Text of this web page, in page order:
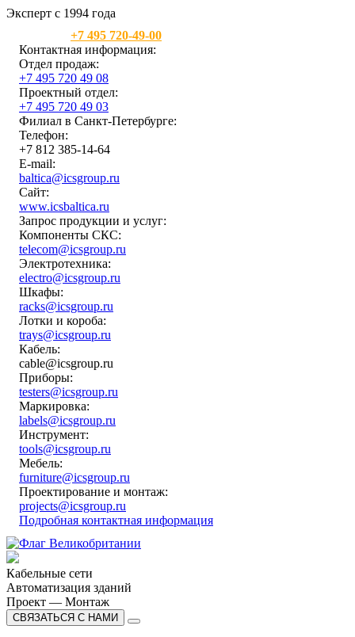
Эксперт с 1994 года
+7 495 720-49-00
Контактная информация:
Отдел продаж:
+7 495 720 49 08
Проектный отдел:
+7 495 720 49 03
Филиал в Санкт-Петербурге:
Телефон:
+7 812 385-14-64
E-mail:
baltica@icsgroup.ru
Сайт:
www.icsbaltica.ru
Запрос продукции и услуг:
Компоненты СКС:
telecom@icsgroup.ru
Электротехника:
electro@icsgroup.ru
Шкафы:
racks@icsgroup.ru
Лотки и короба:
trays@icsgroup.ru
Кабель:
cable@icsgroup.ru
Приборы:
testers@icsgroup.ru
Маркировка:
labels@icsgroup.ru
Инструмент:
tools@icsgroup.ru
Мебель:
furniture@icsgroup.ru
Проектирование и монтаж:
projects@icsgroup.ru
Подробная контактная информация
Кабельные сети
Автоматизация зданий
Проект — Монтаж
СВЯЗАТЬСЯ С НАМИ